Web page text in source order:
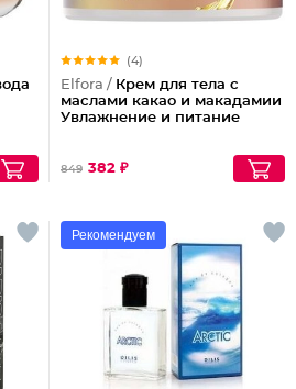
(4)
Elfora / Крем для тела с
маслами какао и макадамии
Увлажнение и питание
849 382 ₽
Рекомендуем